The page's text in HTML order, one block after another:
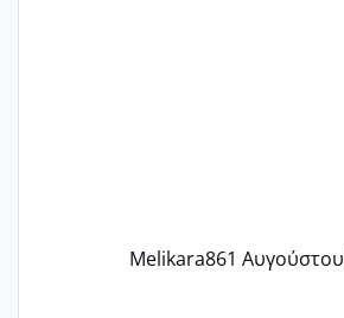
Melikara861 Αυγούστου